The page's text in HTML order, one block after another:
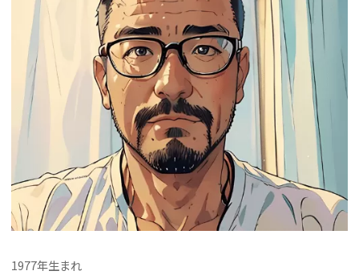
1977年生まれ